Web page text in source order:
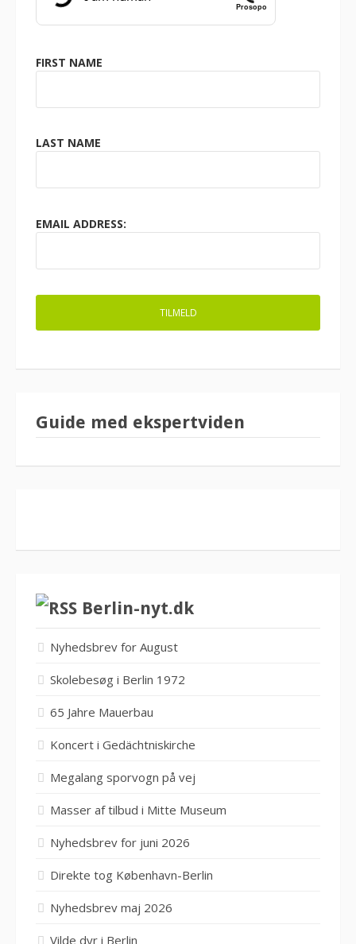
Prosopo
FIRST NAME
LAST NAME
EMAIL ADDRESS:
Guide med ekspertviden
Berlin-nyt.dk
Nyhedsbrev for August
Skolebesøg i Berlin 1972
65 Jahre Mauerbau
Koncert i Gedächtniskirche
Megalang sporvogn på vej
Masser af tilbud i Mitte Museum
Nyhedsbrev for juni 2026
Direkte tog København-Berlin
Nyhedsbrev maj 2026
Vilde dyr i Berlin